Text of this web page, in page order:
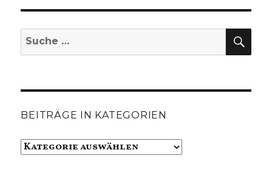
Suche
nach:
BEITRÄGE IN KATEGORIEN
Beiträge